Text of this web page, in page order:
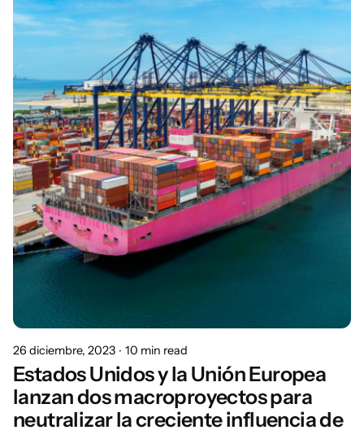
Posted by
Marisa
26 diciembre, 2023 10 min read
Estados Unidos y la Unión Europea
lanzan dos macroproyectos para
neutralizar la creciente influencia de